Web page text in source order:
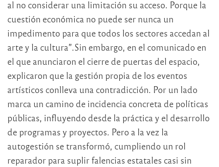
al no considerar una limitación su acceso. Porque la
cuestión económica no puede ser nunca un
impedimento para que todos los sectores accedan al
arte y la cultura”.Sin embargo, en el comunicado en
el que anunciaron el cierre de puertas del espacio,
explicaron que la gestión propia de los eventos
artísticos conlleva una contradicción. Por un lado
marca un camino de incidencia concreta de políticas
públicas, influyendo desde la práctica y el desarrollo
de programas y proyectos. Pero a la vez la
autogestión se transformó, cumpliendo un rol
reparador para suplir falencias estatales casi sin